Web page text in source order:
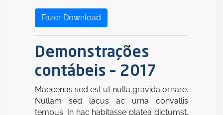
Fazer Download
Demonstrações
contábeis – 2017
Maecenas sed est ut nulla gravida ornare.
Nullam sed lacus ac urna convallis
tempus. In hac habitasse platea dictumst.